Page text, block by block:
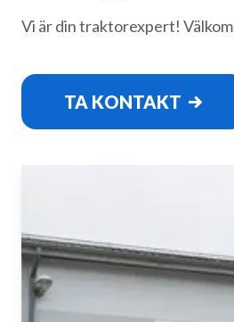
Vi är din traktorexpert!
TA KONTAKT